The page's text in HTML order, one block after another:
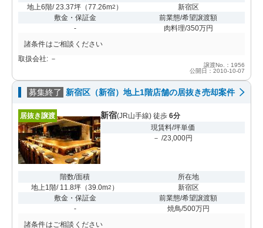
地上6階/ 23.37坪 （77.26m2 ）
新宿区
敷金・保証金
-
前業態/希望譲渡額
肉料理/350万円
諸条件はご相談ください
取扱会社: －
譲渡No.：1956
公開日：2010-10-07
募集終了 新宿区（新宿）地上1階店舗の居抜き売却案件
居抜き譲渡 新宿(JR山手線) 徒歩 6分
現賃料/坪単価
－ /23,000円
階数/面積
地上1階/ 11.8坪 （39.0m2 ）
所在地
新宿区
敷金・保証金
-
前業態/希望譲渡額
焼鳥/500万円
諸条件はご相談ください